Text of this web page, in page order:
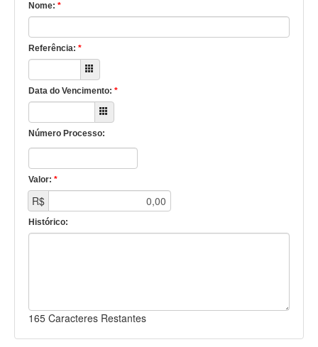
Nome: *
Referência: *
Data do Vencimento: *
Número Processo:
Valor: *
R$
Histórico:
165 Caracteres Restantes